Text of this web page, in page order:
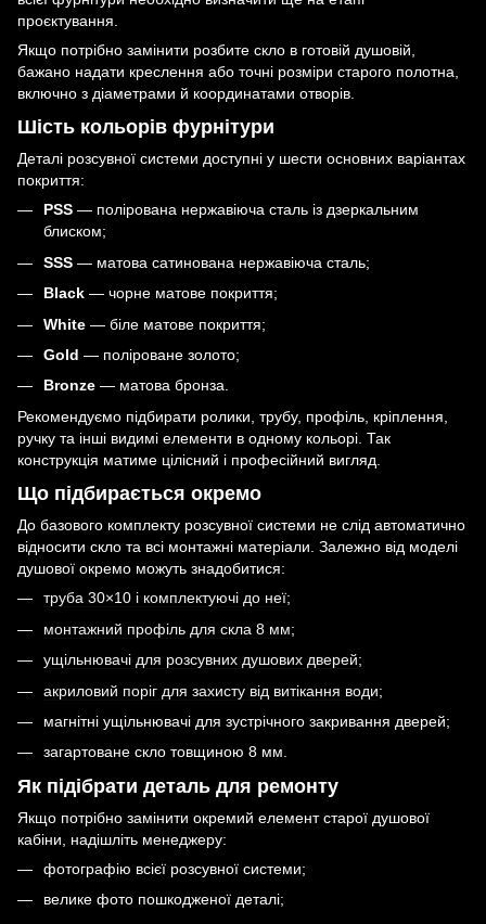
проєктування.
Якщо потрібно замінити розбите скло в готовій душовій,
бажано надати креслення або точні розміри старого полотна,
включно з діаметрами й координатами отворів.
Шість кольорів фурнітури
Деталі розсувної системи доступні у шести основних варіантах
покриття:
PSS — полірована нержавіюча сталь із дзеркальним
блиском;
SSS — матова сатинована нержавіюча сталь;
Black — чорне матове покриття;
White — біле матове покриття;
Gold — поліроване золото;
Bronze — матова бронза.
Рекомендуємо підбирати ролики, трубу, профіль, кріплення,
ручку та інші видимі елементи в одному кольорі. Так
конструкція матиме цілісний і професійний вигляд.
Що підбирається окремо
До базового комплекту розсувної системи не слід автоматично
відносити скло та всі монтажні матеріали. Залежно від моделі
душової окремо можуть знадобитися:
труба 30×10 і комплектуючі до неї;
монтажний профіль для скла 8 мм;
ущільнювачі для розсувних душових дверей;
акриловий поріг для захисту від витікання води;
магнітні ущільнювачі для зустрічного закривання дверей;
загартоване скло товщиною 8 мм.
Як підібрати деталь для ремонту
Якщо потрібно замінити окремий елемент старої душової
кабіни, надішліть менеджеру:
фотографію всієї розсувної системи;
велике фото пошкодженої деталі;